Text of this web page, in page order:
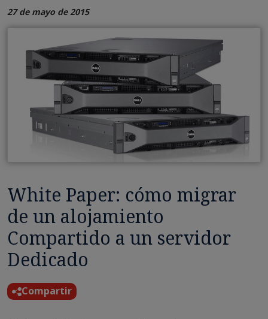
27 de mayo de 2015
White Paper: cómo migrar
de un alojamiento
Compartido a un servidor
Dedicado
Compartir